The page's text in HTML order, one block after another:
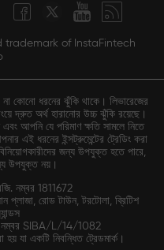
trademark of InstaFintech
কোনো ধরনের ঝুঁকি থাকে। লিভারেজের
দ্রুত অর্থ হারানোর উচ্চ ঝুঁকি রয়েছে।
আপনি যে পরিমাণ ক্ষতি সামলে নিতে
এই ধরনের ইন্সট্রুমেন্টের ট্রেডিং করা
জন্য উপযুক্ত হতে পারে,
উপযুক্ত নয়।
নম্বর 1811672
প্লাজা, রোড টাউন, টরটোলা, ব্রিটিশ
নম্বর SIBA/L/14/1082
হয় যা একটি নিবন্ধিত ট্রেডমার্ক।